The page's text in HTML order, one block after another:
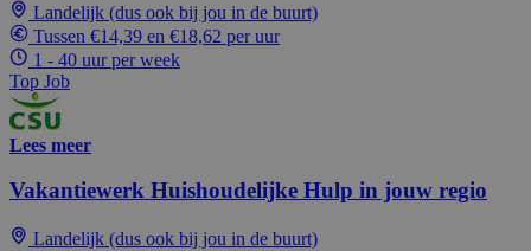
Landelijk (dus ook bij jou in de buurt)
Tussen €14,39 en €18,62 per uur
1 - 40 uur per week
Top Job
Lees meer
Vakantiewerk Huishoudelijke Hulp in jouw regio
Landelijk (dus ook bij jou in de buurt)